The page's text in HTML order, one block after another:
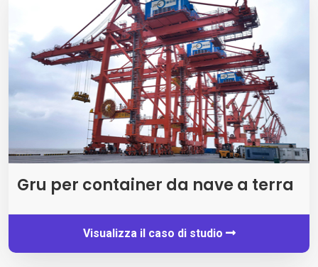
Gru per container da nave a terra
Visualizza il caso di studio